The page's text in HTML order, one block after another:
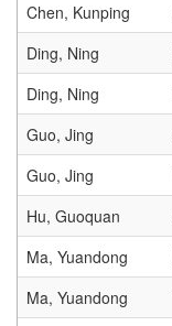
Chen, Kunping
Ding, Ning
Ding, Ning
Guo, Jing
Guo, Jing
Hu, Guoquan
Ma, Yuandong
Ma, Yuandong